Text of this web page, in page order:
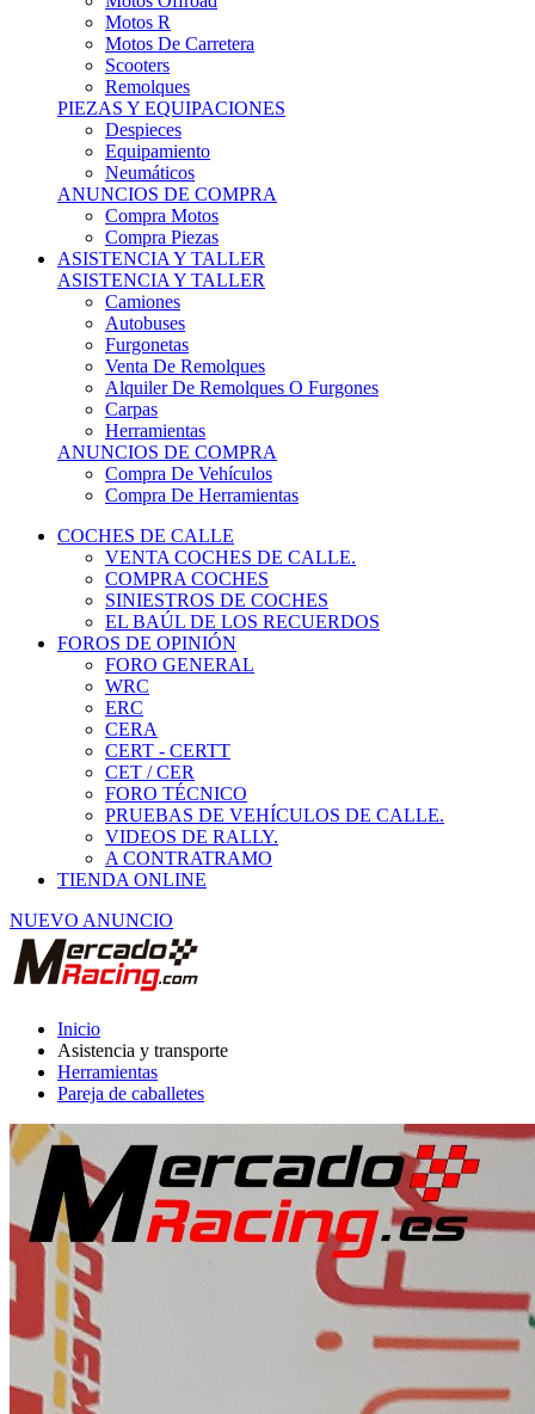
Motos R
Motos De Carretera
Scooters
Remolques
PIEZAS Y EQUIPACIONES
Despieces
Equipamiento
Neumáticos
ANUNCIOS DE COMPRA
Compra Motos
Compra Piezas
ASISTENCIA Y TALLER
ASISTENCIA Y TALLER
Camiones
Autobuses
Furgonetas
Venta De Remolques
Alquiler De Remolques O Furgones
Carpas
Herramientas
ANUNCIOS DE COMPRA
Compra De Vehículos
Compra De Herramientas
COCHES DE CALLE
VENTA COCHES DE CALLE.
COMPRA COCHES
SINIESTROS DE COCHES
EL BAÚL DE LOS RECUERDOS
FOROS DE OPINIÓN
FORO GENERAL
WRC
ERC
CERA
CERT - CERTT
CET / CER
FORO TÉCNICO
PRUEBAS DE VEHÍCULOS DE CALLE.
VIDEOS DE RALLY.
A CONTRATRAMO
TIENDA ONLINE
NUEVO ANUNCIO
Inicio
Asistencia y transporte
Herramientas
Pareja de caballetes